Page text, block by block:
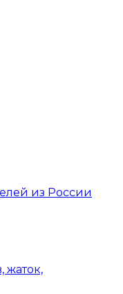
из России
жаток,